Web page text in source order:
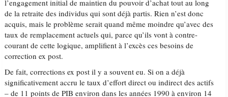
l’engagement initial de maintien du pouvoir d’achat tout au long
de la retraite des individus qui sont déjà partis. Rien n’est donc
acquis, mais le problème serait quand même moindre qu’avec des
taux de remplacement actuels qui, parce qu’ils vont à contre-
courant de cette logique, amplifient à l’excès ces besoins de
correction ex post.
De fait, corrections ex post il y a souvent eu. Si on a déjà
significativement accru le taux d’effort direct ou indirect des actifs
– de 11 points de PIB environ dans les années 1990 à environ 14